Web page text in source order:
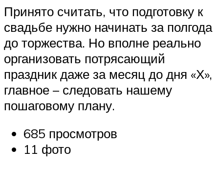
Принято считать, что подготовку к
свадьбе нужно начинать за полгода
до торжества. Но вполне реально
организовать потрясающий
праздник даже за месяц до дня «Х»,
главное – следовать нашему
пошаговому плану.
685 просмотров
11 фото